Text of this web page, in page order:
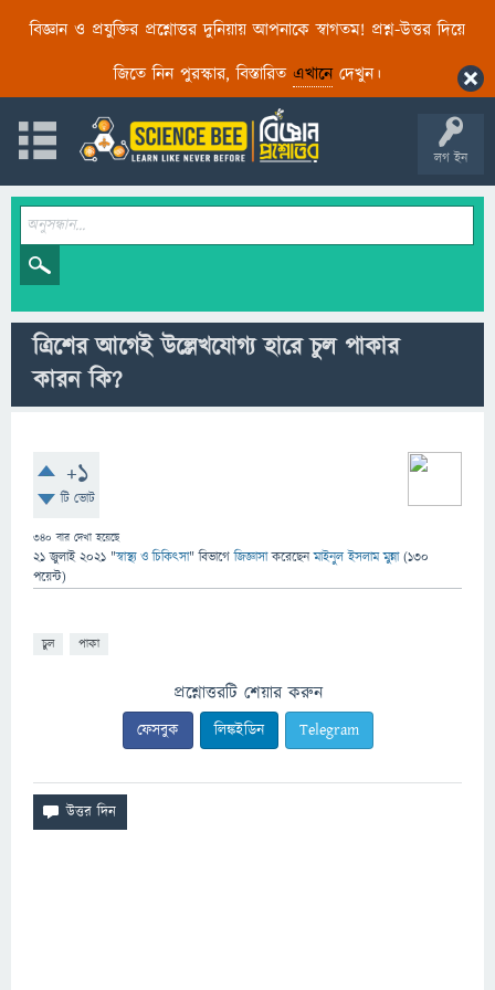
বিজ্ঞান ও প্রযুক্তির প্রশ্নোত্তর দুনিয়ায় আপনাকে স্বাগতম! প্রশ্ন-উত্তর দিয়ে
জিতে নিন পুরস্কার, বিস্তারিত এখানেদেখুন।
লগ ইন
ত্রিশের আগেই উল্লেখযোগ্য হারে চুল পাকার
কারন কি?
+1
টি ভোট
340 বার দেখা হয়েছে
21 জুলাই 2021 "স্বাস্থ্য ও চিকিৎসা" বিভাগে জিজ্ঞাসাকরেছেনমাইনুল ইসলাম মুন্না (130
পয়েন্ট)
চুল পাকা
প্রশ্নোত্তরটি শেয়ার করুন
ফেসবুক লিঙ্কইডিন Telegram